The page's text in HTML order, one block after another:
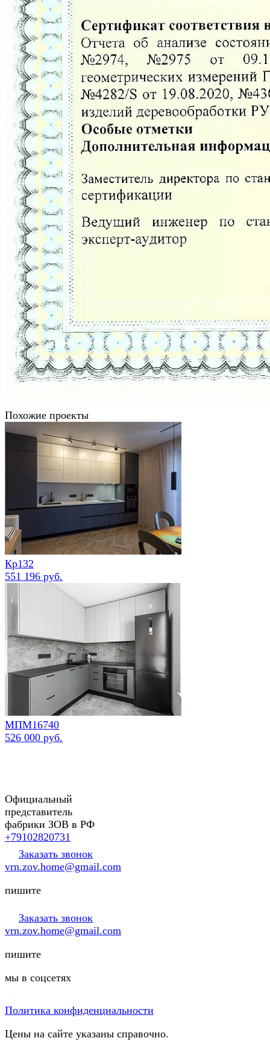
Похожие проекты
Кр132
551 196 руб.
МПМ16740
526 000 руб.
Официальный
представитель
фабрики ЗОВ в РФ
+79102820731
Заказать звонок
vrn.zov.home@gmail.com
пишите
Заказать звонок
vrn.zov.home@gmail.com
пишите
мы в соцсетях
Политика конфиденциальности
Цены на сайте указаны справочно.